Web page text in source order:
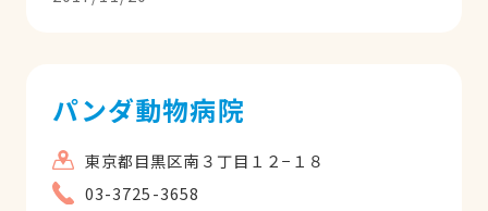
も優しく対応してくださいます。子犬を抱
ところ」と印象付けてくださったおかげ
で、我が家の犬は病院の前を通ると、必ず
覗くようになりました（笑）
パンダ動物病院
東京都目黒区南３丁目１２−１８
03-3725-3658